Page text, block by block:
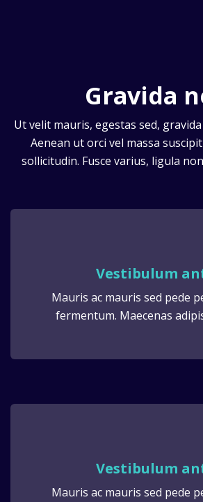
Gravida
Ut velit mauris, egestas sed,
Aenean ut orci vel massa
sollicitudin. Fusce varius, ligula
Vestibulum
Mauris ac mauris sed pede
fermentum. Maecenas
Vestibulum
Mauris ac mauris sed pede